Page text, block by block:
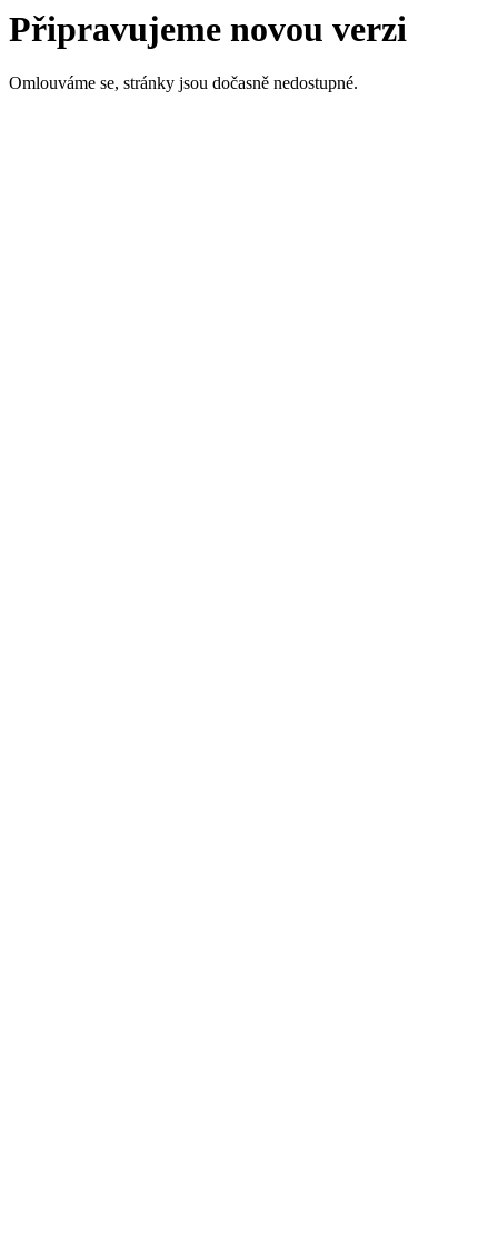
Připravujeme novou verzi
Omlouváme se, stránky jsou dočasně nedostupné.